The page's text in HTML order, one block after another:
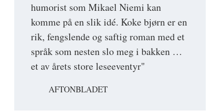
humorist som Mikael Niemi kan
komme på en slik idé. Koke bjørn er en
rik, fengslende og saftig roman med et
språk som nesten slo meg i bakken …
et av årets store leseeventyr"
AFTONBLADET